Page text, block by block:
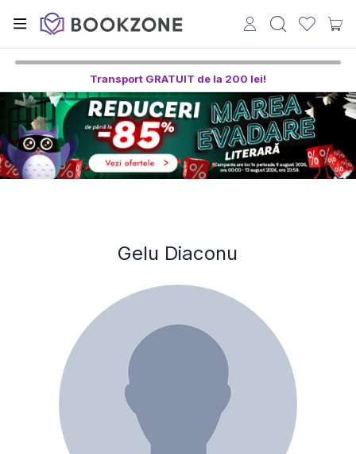
Transport GRATUIT de la 200 lei!
Gelu Diaconu